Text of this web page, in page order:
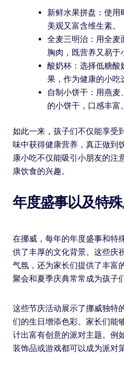
新鲜水果拼盘：使用
美观又富含维生素。
全麦三明治：用全麦
胸肉，既营养又易于
酸奶杯：选择低糖酸
果，作为健康的小吃
自制小饼干：用燕
的小饼干，口感丰富。
如此一来，孩子们不仅能享受
味中获得健康营养，真正做到
康小吃不仅能吸引小朋友的注
康饮食的兴趣。
年度盛事以及特
在挪威，每年的年度盛事和特
供了丰厚的文化背景。这些庆
气氛，还为家长们提供了丰富
聚会和夏季庆典常常成为孩子
这些节庆活动展示了挪威独特
们的生日增添色彩。家长们能
计出富有创意的派对主题。例
装饰品或游戏都可以成为派对